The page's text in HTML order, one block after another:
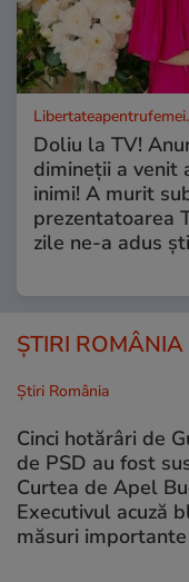
Doliu la TV!
dimineții a venit
inimi! A murit
prezentatoarea
zile ne-a adus
ȘTIRI ROMÂNIA
Știri România
Cinci hotărâri de
de PSD au fost
Curtea de Apel
Executivul acuză
măsuri importante